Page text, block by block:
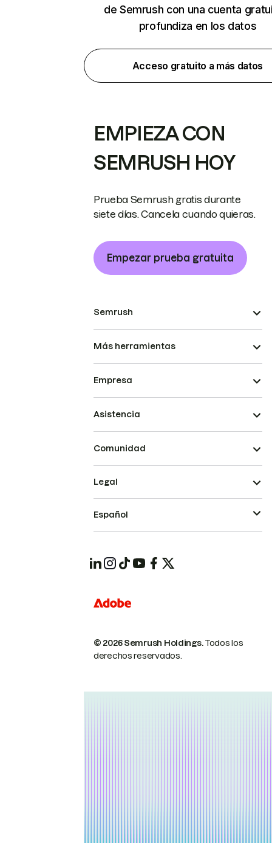
de Semrush con una cuenta
profundiza en los datos
Acceso gratuito a más datos
EMPIEZA CON
SEMRUSH HOY
Prueba Semrush gratis durante
siete días. Cancela cuando quieras.
Empezar prueba gratuita
Semrush
Más herramientas
Empresa
Asistencia
Comunidad
© 2026 Semrush Holdings.Todos los
derechos reservados.
Legal
Español